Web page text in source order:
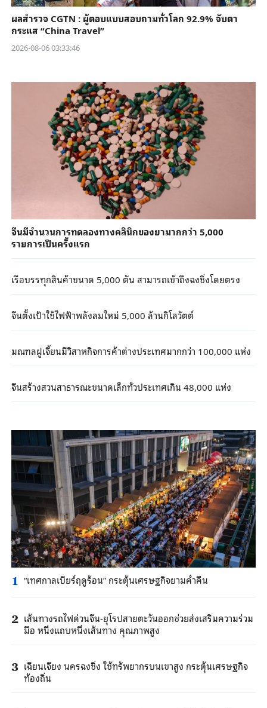
ผลสำรวจ CGTN : ผู้ตอบแบบสอบถามทั่วโลก 92.9% จับตา
กระแส “China Travel”
2026-08-06 03:33:46
จีนมีจำนวนการทดลองทางคลินิกของยามากกว่า 5,000
รายการเป็นครั้งแรก
เรือบรรทุกสินค้าขนาด 5,000 ตัน สามารถเข้าถึงฉงชิ่งโดยตรง
จีนตั้งเป้าใช้ไฟฟ้าพลังลมใหม่ 5,000 ล้านกิโลวัตต์
มณฑลฝูเจี้ยนมีวิสาหกิจการค้าต่างประเทศมากกว่า 100,000 แห่ง
จีนสร้างสวนสาธารณะขนาดเล็กทั่วประเทศเกิน 48,000 แห่ง
1 “เทศกาลเบียร์ฤดูร้อน” กระตุ้นเศรษฐกิจยามค่ำคืน
2 เส้นทางรถไฟด่วนจีน-ยุโรปสายตะวันออกช่วยส่งเสริมความร่วม
มือ หนึ่งแถบหนึ่งเส้นทาง คุณภาพสูง
3 เฉียนเจียง นครฉงชิ่ง ใช้ทรัพยากรบนเขาสูง กระตุ้นเศรษฐกิจ
ท้องถิ่น